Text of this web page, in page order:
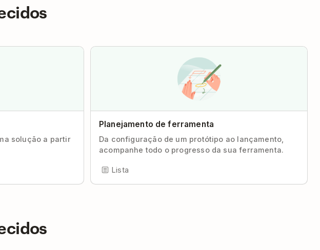
solução a partir
Planejamento de ferramenta
Da configuração de um protótipo ao lançamento,
acompanhe todo o progresso da sua ferramenta.
Lista